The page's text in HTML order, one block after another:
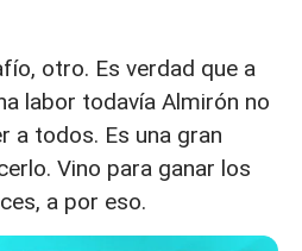
otro. Es verdad que a
labor todavía Almirón no
a todos. Es una gran
Vino para ganar los
a por eso.